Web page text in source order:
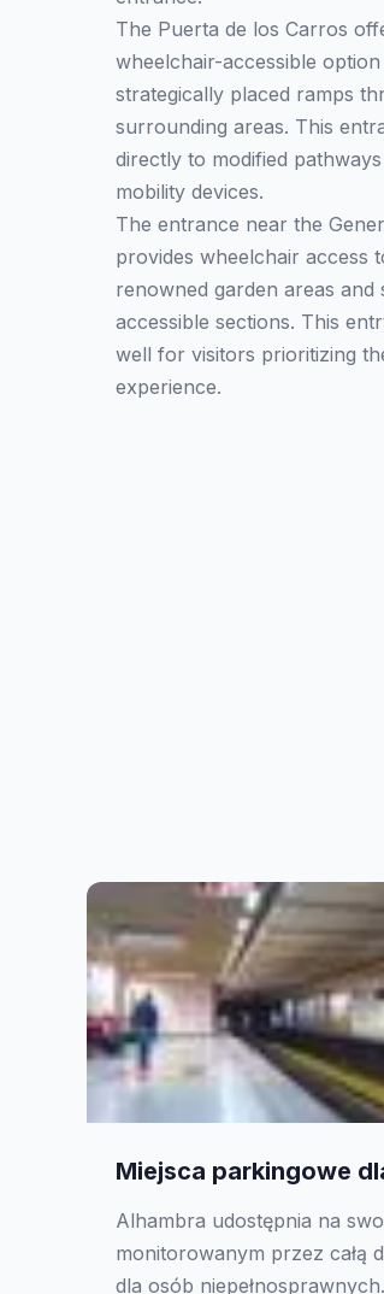
The Puerta de los Carros
wheelchair-accessible
strategically placed ramps
surrounding areas. This
directly to modified
mobility devices.
The entrance near the
provides wheelchair access
renowned garden areas and
accessible sections. This
well for visitors prioritizing
experience.
Miejsca parkingowe
Alhambra udostępnia na
monitorowanym przez całą
dla osób